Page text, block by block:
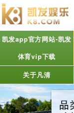
凯发app官方网站-凯发
体育vip下载
关于凡清